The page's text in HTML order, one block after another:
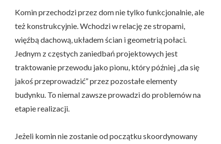
Komin przechodzi przez dom nie tylko funkcjonalnie, ale
też konstrukcyjnie. Wchodzi w relację ze stropami,
więźbą dachową, układem ścian i geometrią połaci.
Jednym z częstych zaniedbań projektowych jest
traktowanie przewodu jako pionu, który później „da się
jakoś przeprowadzić” przez pozostałe elementy
budynku. To niemal zawsze prowadzi do problemów na
etapie realizacji.
Jeżeli komin nie zostanie od początku skoordynowany